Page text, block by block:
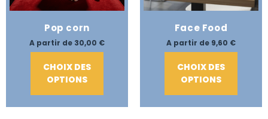
Pop corn
A partir de 30,00 €
CHOIX DES
OPTIONS
Face Food
A partir de 9,60 €
CHOIX DES
OPTIONS